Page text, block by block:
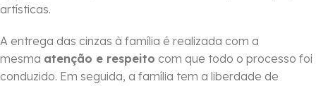
artísticas.
A entrega das cinzas à família é realizada com a
mesma atenção e respeito com que todo o processo foi
conduzido. Em seguida, a família tem a liberdade de